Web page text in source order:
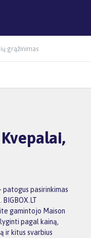
grąžinimas
patogus pasirinkimas
gamintojo Maison
pagal kainą,
ir kitus svarbius